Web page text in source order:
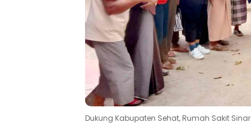
Dukung Kabupaten Sehat, Rumah Sakit